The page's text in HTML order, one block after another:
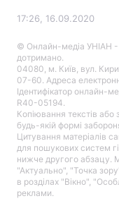
17:26, 16.09.2020
© Онлайн-медіа УНІАН -
дотримано.
04080, м. Київ, вул.
07-60. Адреса
Ідентифікатор онлайн-
R40-05194.
Копіювання текстів
будь-якій формі
Цитування матеріалів
для пошукових систем
нижче другого абзацу.
"Актуально", "Точка
в розділах "Вікно",
реклами.